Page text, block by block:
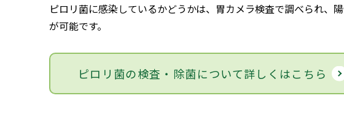
ピロリ菌に感染しているかどうかは、胃カメラ検査で調べられ、
が可能です。
ピロリ菌の検査・除菌について詳しくはこちら